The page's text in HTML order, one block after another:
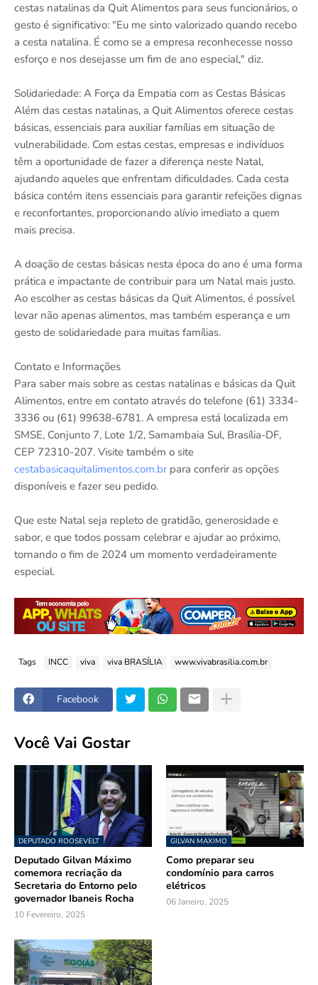
cestas natalinas da Quit Alimentos para seus funcionários, o
gesto é significativo: "Eu me sinto valorizado quando recebo
a cesta natalina. É como se a empresa reconhecesse nosso
esforço e nos desejasse um fim de ano especial," diz.
Solidariedade: A Força da Empatia com as Cestas Básicas
Além das cestas natalinas, a Quit Alimentos oferece cestas
básicas, essenciais para auxiliar famílias em situação de
vulnerabilidade. Com estas cestas, empresas e indivíduos
têm a oportunidade de fazer a diferença neste Natal,
ajudando aqueles que enfrentam dificuldades. Cada cesta
básica contém itens essenciais para garantir refeições dignas
e reconfortantes, proporcionando alívio imediato a quem
mais precisa.
A doação de cestas básicas nesta época do ano é uma forma
prática e impactante de contribuir para um Natal mais justo.
Ao escolher as cestas básicas da Quit Alimentos, é possível
levar não apenas alimentos, mas também esperança e um
gesto de solidariedade para muitas famílias.
Contato e Informações
Para saber mais sobre as cestas natalinas e básicas da Quit
Alimentos, entre em contato através do telefone (61) 3334-
3336 ou (61) 99638-6781. A empresa está localizada em
SMSE, Conjunto 7, Lote 1/2, Samambaia Sul, Brasília-DF,
CEP 72310-207. Visite também o site
cestabasicaquitalimentos.com.br para conferir as opções
disponíveis e fazer seu pedido.
Que este Natal seja repleto de gratidão, generosidade e
sabor, e que todos possam celebrar e ajudar ao próximo,
tornando o fim de 2024 um momento verdadeiramente
especial.
Tags INCC viva viva BRASÍLIA www.vivabrasilia.com.br
Facebook
Você Vai Gostar
DEPUTADO ROOSEVELT
Deputado Gilvan Máximo
comemora recriação da
Secretaria do Entorno pelo
governador Ibaneis Rocha
10 Fevereiro, 2025
GILVAN MAXIMO
Como preparar seu
condomínio para carros
elétricos
06 Janeiro, 2025